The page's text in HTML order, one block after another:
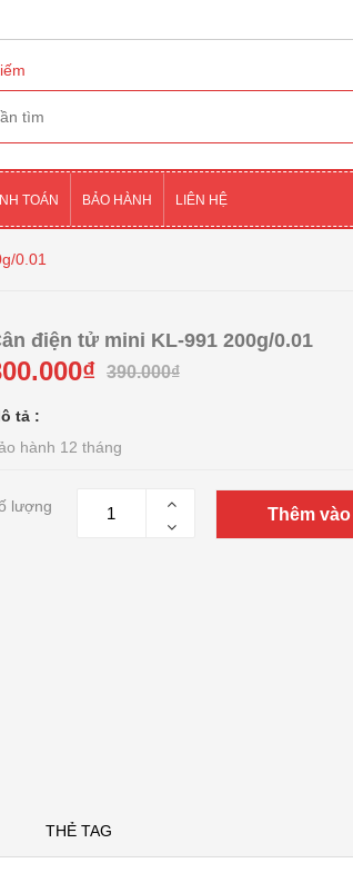
TOÁN BẢO HÀNH LIÊN HỆ
0.01
điện tử mini KL-991 200g/0.01
390.000₫
tả :
hành 12 tháng
lượng Thêm
THẺ TAG